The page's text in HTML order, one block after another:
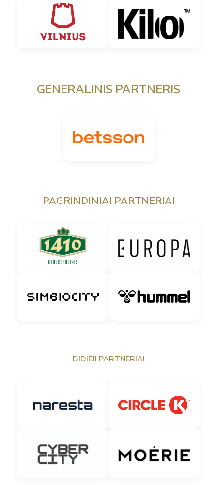
GENERALINIS PARTNERIS
PAGRINDINIAI PARTNERIAI
DIDIEJI PARTNERIAI